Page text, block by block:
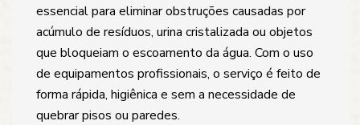
essencial para eliminar obstruções causadas por
acúmulo de resíduos, urina cristalizada ou objetos
que bloqueiam o escoamento da água. Com o uso
de equipamentos profissionais, o serviço é feito de
forma rápida, higiênica e sem a necessidade de
quebrar pisos ou paredes.